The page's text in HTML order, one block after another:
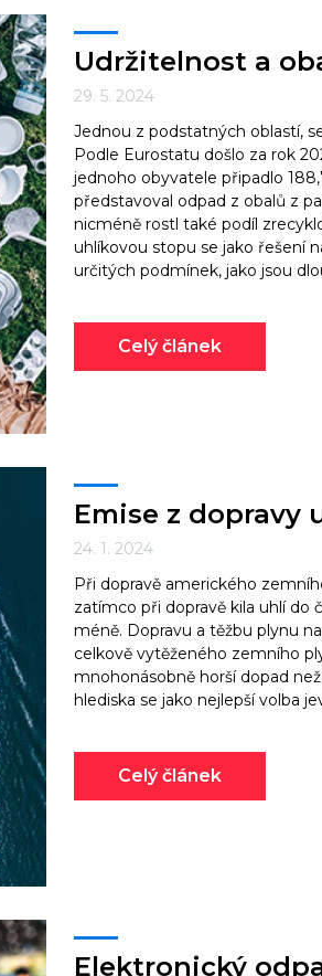
Udržitelnost a
29. 5. 2024
Jednou z podstatných oblastí,
Podle Eurostatu došlo za rok
jednoho obyvatele připadlo
představoval odpad z obalů z
nicméně rostl také podíl
uhlíkovou stopu se jako řešení
určitých podmínek, jako jsou
Celý článek
Emise z dopravy
24. 1. 2024
Při dopravě amerického
zatímco při dopravě kila uhlí do
méně. Dopravu a těžbu plynu
celkově vytěženého zemního
mnohonásobně horší dopad
hlediska se jako nejlepší volba
Celý článek
Elektronický